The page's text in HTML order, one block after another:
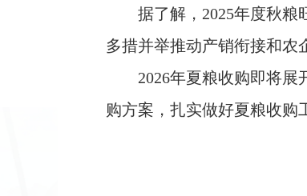
据了解，2025年度秋粮
多措并举推动产销衔接和农
2026年夏粮收购即将
购方案，扎实做好夏粮收购